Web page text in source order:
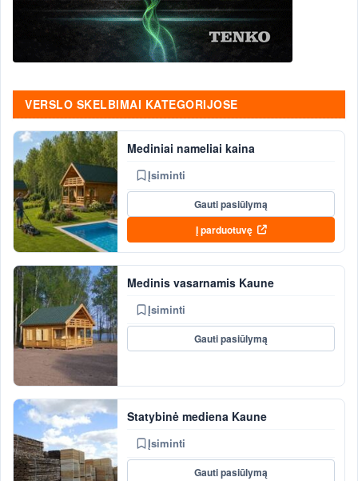
VERSLO SKELBIMAI KATEGORIJOSE
Mediniai nameliai kaina
Įsiminti
Gauti pasiūlymą
Į parduotuvę
Medinis vasarnamis Kaune
Įsiminti
Gauti pasiūlymą
Statybinė mediena Kaune
Įsiminti
Gauti pasiūlymą